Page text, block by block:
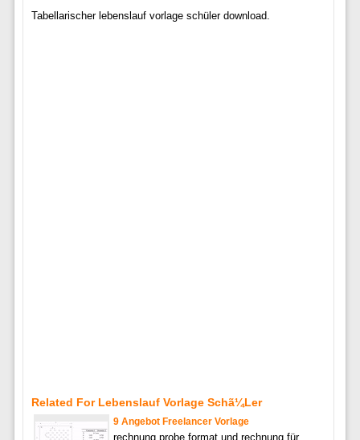
Tabellarischer lebenslauf vorlage schüler download.
Related For Lebenslauf Vorlage Schã¼Ler
9 Angebot Freelancer Vorlage
rechnung probe format und rechnung für